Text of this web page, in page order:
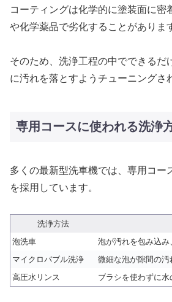
コーティングは化学的に塗装面に密
や化学薬品で劣化することがありま
そのため、洗浄工程の中でできるだ
に汚れを落とすようチューニングさ
専用コースに使われる洗浄
多くの最新型洗車機では、専用コー
を採用しています。
洗浄方法
泡洗車
泡が汚れを包み込み
マイクロバブル洗浄
微細な泡が隙間の汚
高圧水リンス
ブラシを使わずに水